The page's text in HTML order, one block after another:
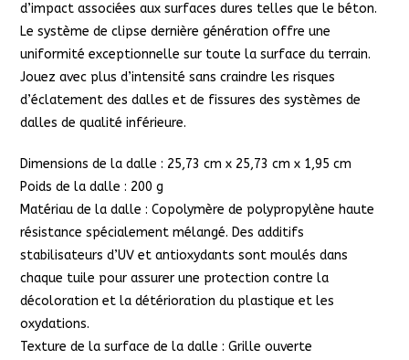
d’impact associées aux surfaces dures telles que le béton.
Le système de clipse dernière génération offre une
uniformité exceptionnelle sur toute la surface du terrain.
Jouez avec plus d’intensité sans craindre les risques
d’éclatement des dalles et de fissures des systèmes de
dalles de qualité inférieure.
Dimensions de la dalle : 25,73 cm x 25,73 cm x 1,95 cm
Poids de la dalle : 200 g
Matériau de la dalle : Copolymère de polypropylène haute
résistance spécialement mélangé. Des additifs
stabilisateurs d’UV et antioxydants sont moulés dans
chaque tuile pour assurer une protection contre la
décoloration et la détérioration du plastique et les
oxydations.
Texture de la surface de la dalle : Grille ouverte